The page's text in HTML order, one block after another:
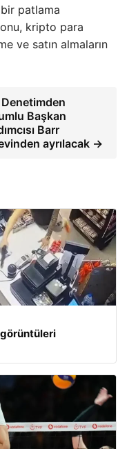
patlama
kripto para
ve satın almaların
Denetimden
Başkan
Barr
ayrılacak →
görüntüleri